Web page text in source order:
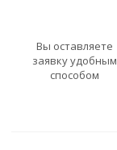
Вы оставляете
заявку удобным
способом